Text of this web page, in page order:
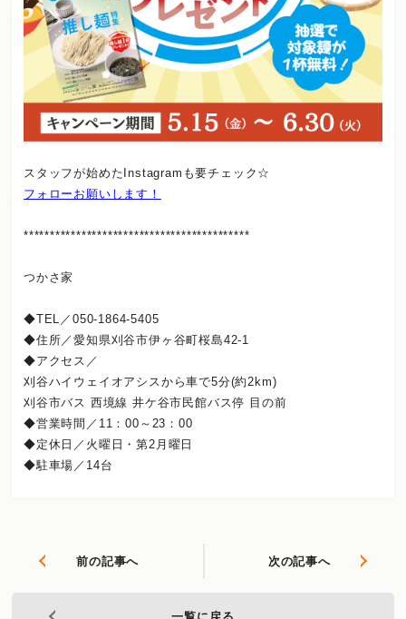
スタッフが始めたInstagramも要チェック☆
フォローお願いします！
*******************************************
つかさ家
◆TEL／050-1864-5405
◆住所／愛知県刈谷市伊ヶ谷町桜島42-1
◆アクセス／
刈谷ハイウェイオアシスから車で5分(約2km)
刈谷市バス 西境線 井ケ谷市民館バス停 目の前
◆営業時間／11：00～23：00
◆定休日／火曜日・第2月曜日
◆駐車場／14台
前の記事へ 次の記事へ